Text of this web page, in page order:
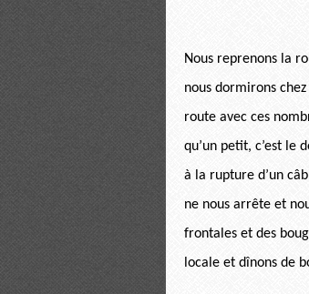
Nous reprenons la
nous dormirons
route avec ces
qu’un petit, c’est le
à la rupture d’un
ne nous arrête et
frontales et des
locale et dînons de